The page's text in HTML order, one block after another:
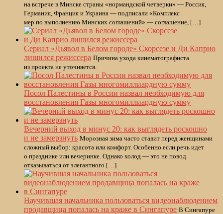
на встрече в Минске страны «нормандской четверки» — Россия,
Германия, Франция и Украина — подписали «Комплекс
мер по выполнению Минских соглашений» — соглашение, […]
Сериал «Дьявол в Белом городе» Скорсезе и Ди Каприо
лишился режиссера Причина ухода кинематографиста
из проекта не уточняется.
Посол Палестины в России назвал необходимую для
восстановления Газы многомиллиардную сумму
Вечерний выход в минус 20: как выглядеть роскошно
и не замерзнуть Морозная зима часто ставит перед женщинами
сложный выбор: красота или комфорт. Особенно если речь идет
о празднике или вечеринке. Однако холод — это не повод
отказываться от элегантного […]
Научившая начальника пользоваться видеонаблюдением
продавщица попалась на краже в Сингапуре В Сингапуре